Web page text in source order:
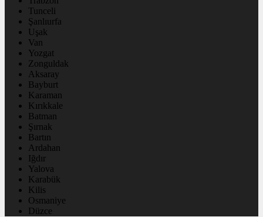
Tunceli
Şanlıurfa
Uşak
Van
Yozgat
Zonguldak
Aksaray
Bayburt
Karaman
Kırıkkale
Batman
Şırnak
Bartın
Ardahan
Iğdır
Yalova
Karabük
Kilis
Osmaniye
Düzce